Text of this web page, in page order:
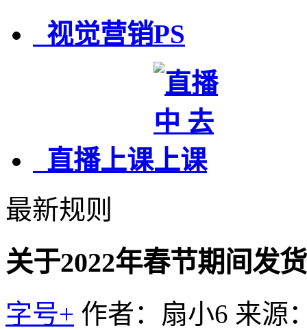
视觉营销PS
直播上课
最新规则
关于2022年春节期间发
字号+ 作者：扇小6 来源